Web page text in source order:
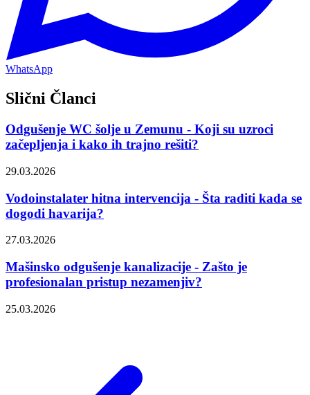
WhatsApp
Slični Članci
Odgušenje WC šolje u Zemunu - Koji su uzroci
začepljenja i kako ih trajno rešiti?
29.03.2026
Vodoinstalater hitna intervencija - Šta raditi kada se
dogodi havarija?
27.03.2026
Mašinsko odgušenje kanalizacije - Zašto je
profesionalan pristup nezamenjiv?
25.03.2026